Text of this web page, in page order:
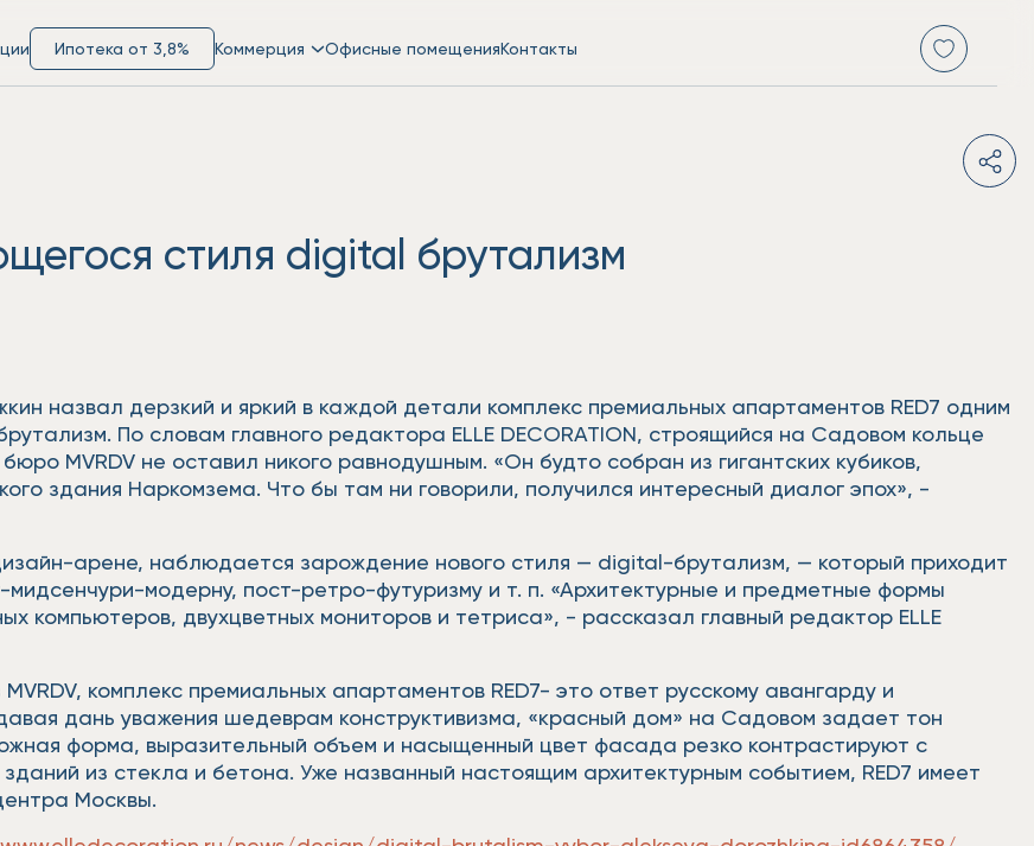
Ипотека от 3,8% Коммерция Офисные помещенияКонтакты
стиля digital брутализм
назвал дерзкий и яркий в каждой детали комплекс премиальных апартаментов RED7 одним
По словам главного редактора ELLE DECORATION, строящийся на Садовом кольце
MVRDV не оставил никого равнодушным. «Он будто собран из гигантских кубиков,
здания Наркомзема. Что бы там ни говорили, получился интересный диалог эпох», -
арене, наблюдается зарождение нового стиля — digital-брутализм, — который приходит
модерну, пост-ретро-футуризму и т. п. «Архитектурные и предметные формы
компьютеров, двухцветных мониторов и тетриса», - рассказал главный редактор ELLE
комплекс премиальных апартаментов RED7- это ответ русскому авангарду и
дань уважения шедеврам конструктивизма, «красный дом» на Садовом задает тон
форма, выразительный объем и насыщенный цвет фасада резко контрастируют с
из стекла и бетона. Уже названный настоящим архитектурным событием, RED7 имеет
Москвы.